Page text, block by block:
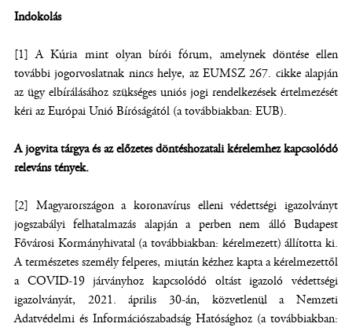
Indokolás
[1] A Kúria mint olyan bírói fórum, amelynek döntése ellen
további jogorvoslatnak nincs helye, az EUMSZ 267. cikke alapján
az ügy elbírálásához szükséges uniós jogi rendelkezések értelmezését
kéri az Európai Unió Bíróságától (a továbbiakban: EUB).
A jogvita tárgya és az előzetes döntéshozatali kérelemhez kapcsolódó
releváns tények.
[2] Magyarországon a koronavírus elleni védettségi igazolványt
jogszabályi felhatalmazás alapján a perben nem álló Budapest
Fővárosi Kormányhivatal (a továbbiakban: kérelmezett) állította ki.
A természetes személy felperes, miután kézhez kapta a kérelmezettől
a COVID-19 járványhoz kapcsolódó oltást igazoló védettségi
igazolványát, 2021. április 30-án, közvetlenül a Nemzeti
Adatvédelmi és Információszabadság Hatósághoz (a továbbiakban: